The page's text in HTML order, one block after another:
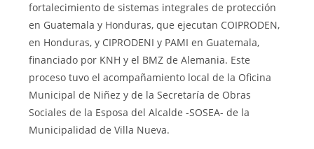
fortalecimiento de sistemas integrales de protección
en Guatemala y Honduras, que ejecutan COIPRODEN,
en Honduras, y CIPRODENI y PAMI en Guatemala,
financiado por KNH y el BMZ de Alemania. Este
proceso tuvo el acompañamiento local de la Oficina
Municipal de Niñez y de la Secretaría de Obras
Sociales de la Esposa del Alcalde -SOSEA- de la
Municipalidad de Villa Nueva.